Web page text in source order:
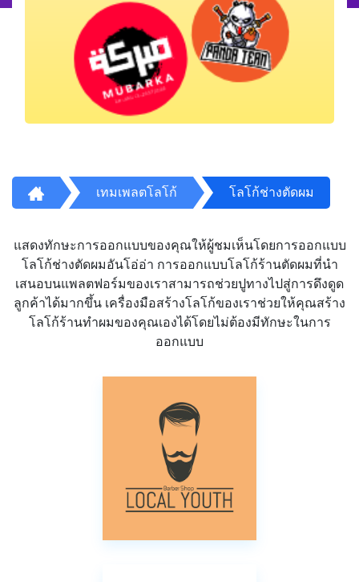
เทมเพลตโลโก้ โลโก้ช่างตัดผม
แสดงทักษะการออกแบบของคุณให้ผู้ชมเห็นโดยการออกแบบ
โลโก้ช่างตัดผมอันโอ่อ่า การออกแบบโลโก้ร้านตัดผมที่นำ
เสนอบนแพลตฟอร์มของเราสามารถช่วยปูทางไปสู่การดึงดูด
ลูกค้าได้มากขึ้น เครื่องมือสร้างโลโก้ของเราช่วยให้คุณสร้าง
โลโก้ร้านทำผมของคุณเองได้โดยไม่ต้องมีทักษะในการ
ออกแบบ